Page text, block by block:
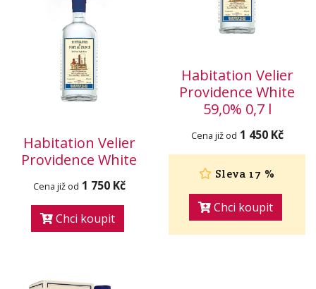
Habitation Velier
Providence White
Cena již od 1 750 Kč
Chci koupit
Habitation Velier
Providence White
59,0% 0,7 l
Cena již od 1 450 Kč
Sleva 17 %
Chci koupit